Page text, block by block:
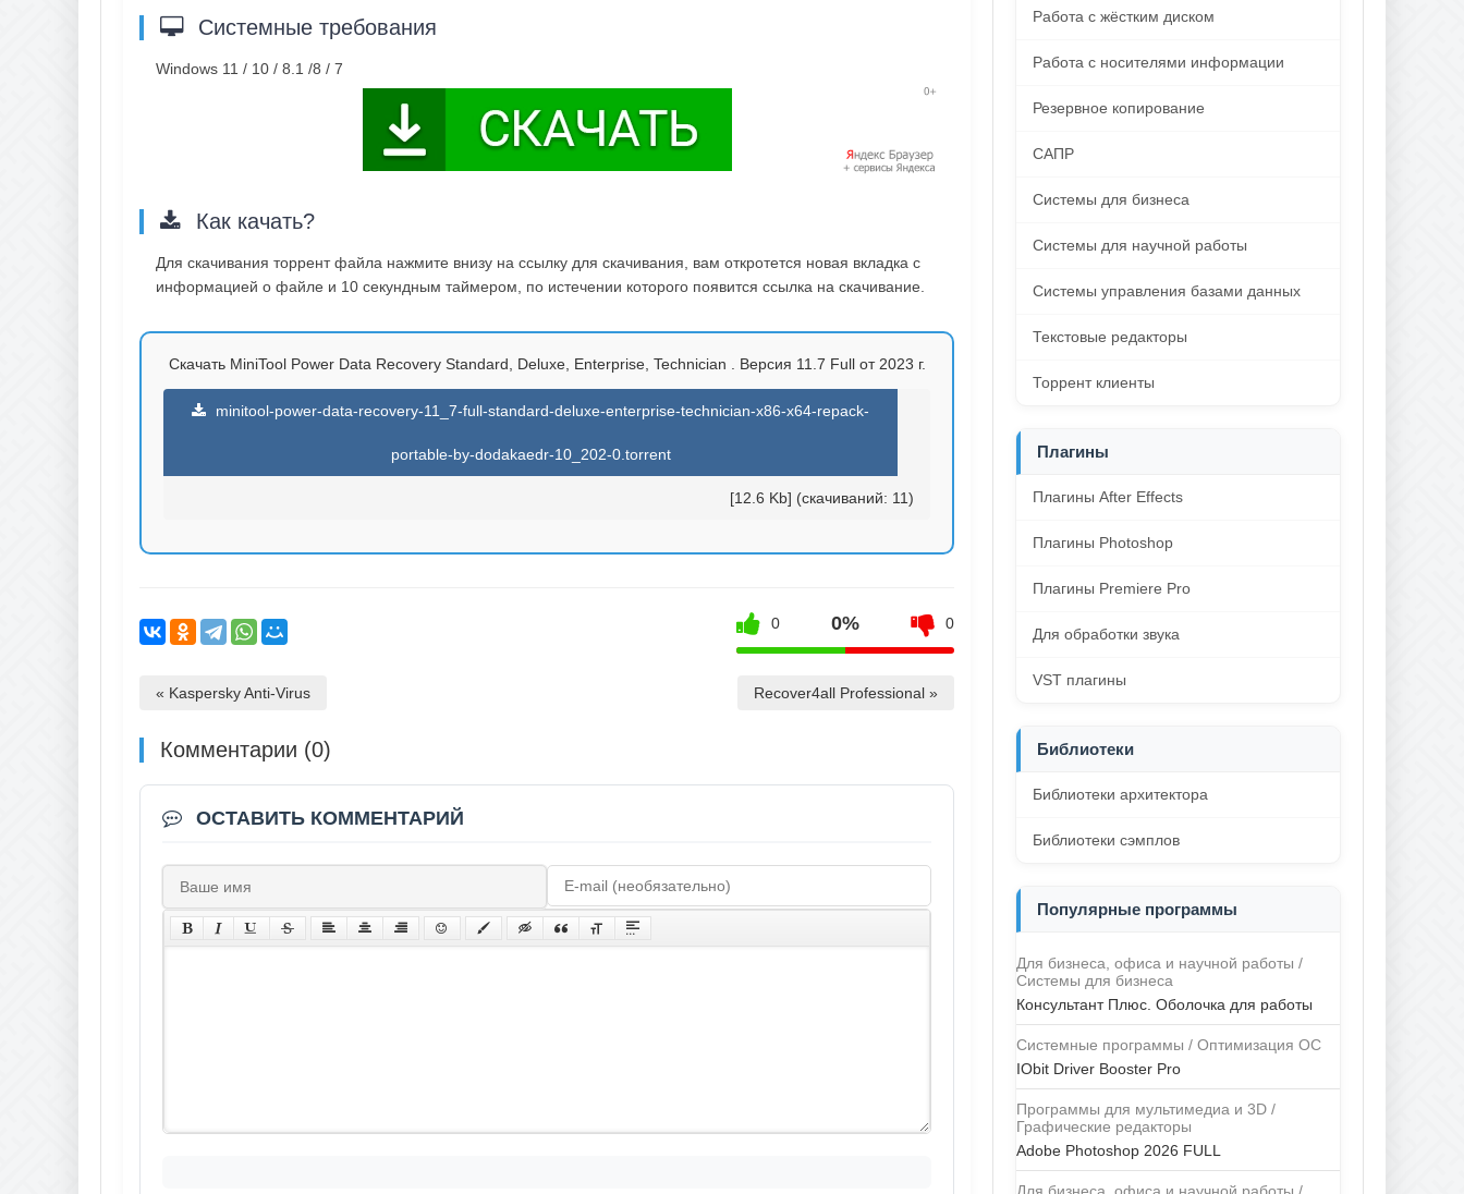
Системные требования
Windows 11 / 10 / 8.1 /8 / 7
Как качать?
Для скачивания торрент файла нажмите внизу на ссылку для скачивания, вам откротется новая вкладка с
информацией о файле и 10 секундным таймером, по истечении которого появится ссылка на скачивание.
Скачать MiniTool Power Data Recovery Standard, Deluxe, Enterprise, Technician . Версия 11.7 Full от 2023 г.
minitool-power-data-recovery-11_7-full-standard-deluxe-enterprise-technician-x86-x64-repack-
portable-by-dodakaedr-10_202-0.torrent
[12.6 Kb] (cкачиваний: 11)
0 0% 0
« Kaspersky Anti-Virus Recover4all Professional »
Комментарии (0)
ОСТАВИТЬ КОММЕНТАРИЙ
Работа с жёстким диском
Работа с носителями информации
Резервное копирование
САПР
Системы для бизнеса
Системы для научной работы
Системы управления базами данных
Текстовые редакторы
Торрент клиенты
Плагины
Плагины After Effects
Плагины Photoshop
Плагины Premiere Pro
Для обработки звука
VST плагины
Библиотеки
Библиотеки архитектора
Библиотеки сэмплов
Популярные программы
Для бизнеса, офиса и научной работы /
Системы для бизнеса
Консультант Плюс. Оболочка для работы
Системные программы / Оптимизация ОС
IObit Driver Booster Pro
Программы для мультимедиа и 3D /
Графические редакторы
Adobe Photoshop 2026 FULL